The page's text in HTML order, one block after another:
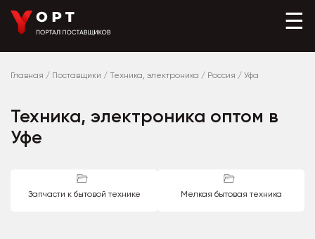
☰
Главная / Поставщики / Техника, электроника / Россия / Уфа
Техника, электроника оптом в
Уфе
Запчасти к бытовой технике Мелкая бытовая техника